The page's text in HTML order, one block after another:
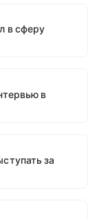
в сферу
в
за